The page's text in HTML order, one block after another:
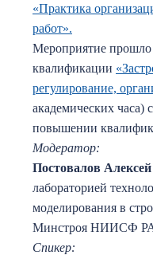
«Практика
работ».
Мероприятие
квалификации
регулирование,
академических часа)
повышении
Модератор:
Постовалов
лабораторией
моделирования в
Минстроя НИИСФ
Спикер: